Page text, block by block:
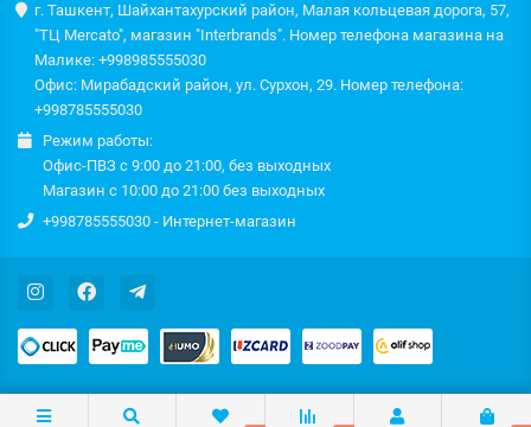
г. Ташкент, Шайхантахурский район, Малая кольцевая дорога, 57,
"ТЦ Mercato", магазин "Interbrands". Номер телефона магазина на
Малике: +998985555030
Офис: Мирабадский район, ул. Сурхон, 29. Номер телефона:
+998785555030
Режим работы:
Офис-ПВЗ с 9:00 до 21:00, без выходных
Магазин с 10:00 до 21:00 без выходных
+998785555030 - Интернет-магазин